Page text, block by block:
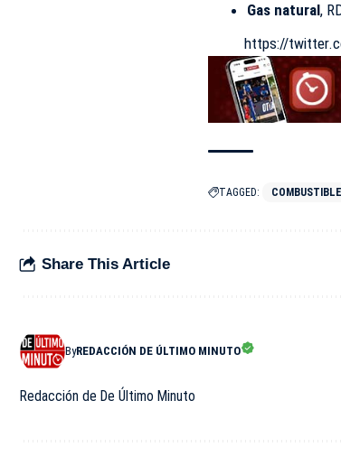
Gas natural,
https://
TAGGED:
Share This Article
ByREDACCIÓN DE ÚLTIMO MINUTO
Redacción de De Último Minuto